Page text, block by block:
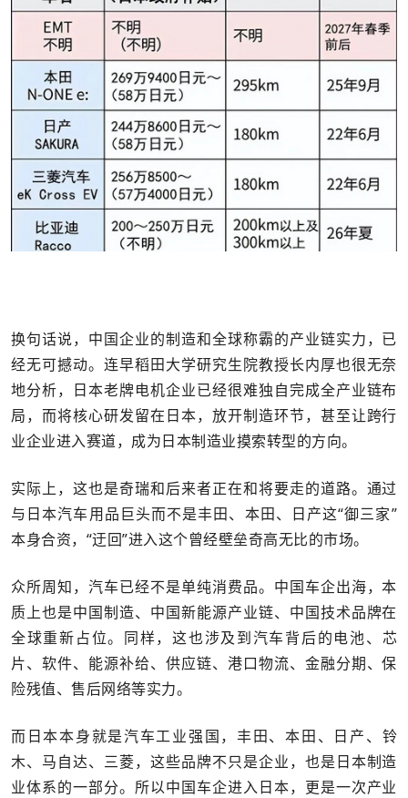
换句话说，中国企业的制造和全球称霸的产业链实力，已
经无可撼动。连早稻田大学研究生院教授长内厚也很无奈
地分析，日本老牌电机企业已经很难独自完成全产业链布
局，而将核心研发留在日本，放开制造环节，甚至让跨行
业企业进入赛道，成为日本制造业摸索转型的方向。
实际上，这也是奇瑞和后来者正在和将要走的道路。通过
与日本汽车用品巨头而不是丰田、本田、日产这“御三家”
本身合资，“迂回”进入这个曾经壁垒奇高无比的市场。
众所周知，汽车已经不是单纯消费品。中国车企出海，本
质上也是中国制造、中国新能源产业链、中国技术品牌在
全球重新占位。同样，这也涉及到汽车背后的电池、芯
片、软件、能源补给、供应链、港口物流、金融分期、保
险残值、售后网络等实力。
而日本本身就是汽车工业强国，丰田、本田、日产、铃
木、马自达、三菱，这些品牌不只是企业，也是日本制造
业体系的一部分。所以中国车企进入日本，更是一次产业